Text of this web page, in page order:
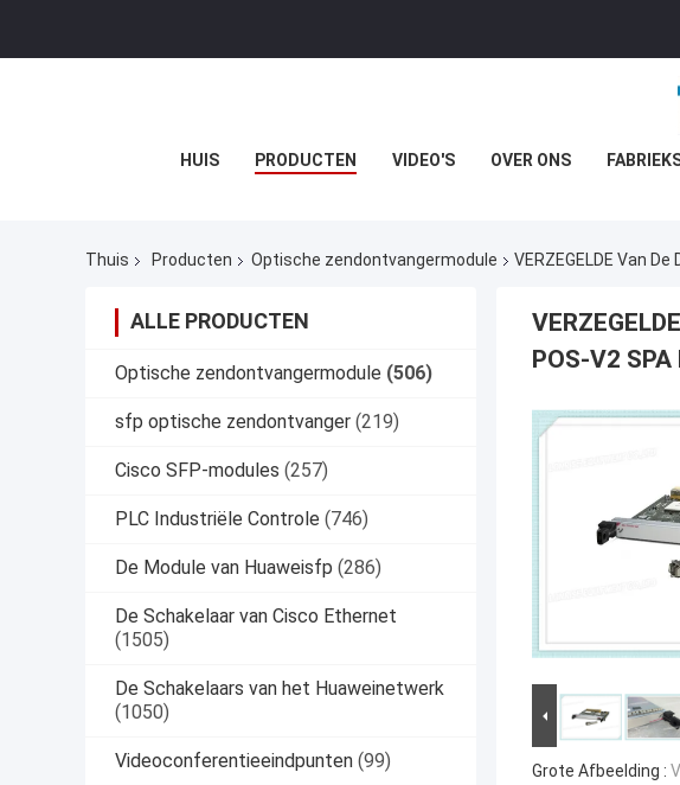
HUIS PRODUCTEN VIDEO'S OVER ONS
Thuis Producten Optische zendontvangermodule VERZEGELDE Van
ALLE PRODUCTEN
Optische zendontvangermodule (506)
sfp optische zendontvanger (219)
Cisco SFP-modules (257)
PLC Industriële Controle (746)
De Module van Huaweisfp (286)
De Schakelaar van Cisco Ethernet
(1505)
De Schakelaars van het Huaweinetwerk
(1050)
Videoconferentieeindpunten (99)
POS-V2
Grote Afbeelding :